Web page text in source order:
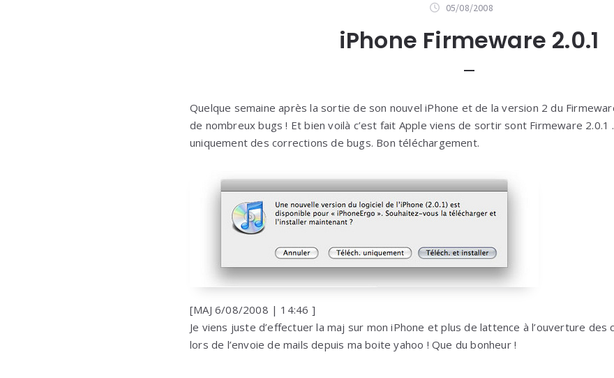
05/08/2008
iPhone Firmeware 2.0.1
Quelque semaine après la sortie de son nouvel iPhone et de la version 2 du
de nombreux bugs ! Et bien voilà c’est fait Apple viens de sortir sont Firmeware 2.0.1
uniquement des corrections de bugs. Bon téléchargement.
[MAJ 6/08/2008 | 14:46 ]
Je viens juste d’effectuer la maj sur mon iPhone et plus de lattence à l’ouverture
lors de l’envoie de mails depuis ma boite yahoo ! Que du bonheur !